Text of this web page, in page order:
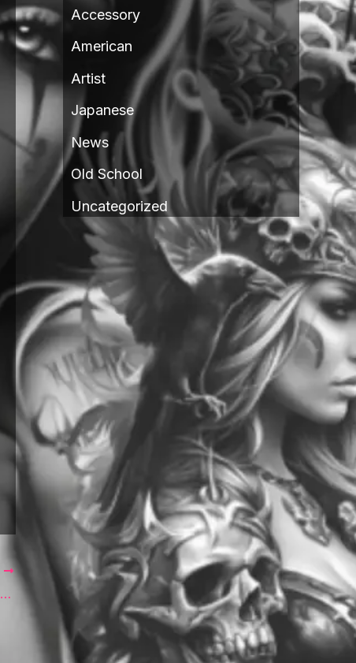
Irezumi Kontemporer: Ketika Warisan Jepang Bertemu Estetika Modern
Accessory
American
Artist
Japanese
News
Old School
Uncategorized